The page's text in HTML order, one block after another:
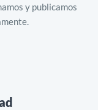
y publicamos